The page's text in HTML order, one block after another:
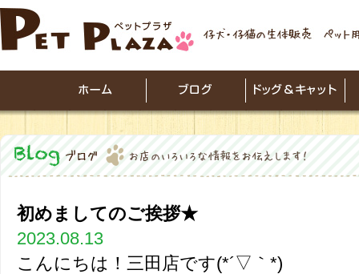
初めましてのご挨拶★
2023.08.13
こんにちは！三田店です(*´▽｀*)